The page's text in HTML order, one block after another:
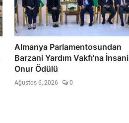
Almanya Parlamentosundan
Barzani Yardım Vakfı'na İnsani
Onur Ödülü
Ağustos 6, 2026 0